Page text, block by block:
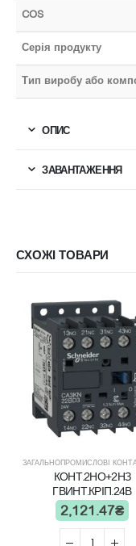
COS
Серія продукту
Тип виробу або
ОПИС
ЗАВАНТАЖЕННЯ
СХОЖІ ТОВАРИ
ЗАГАЛЬНОПРОМИСЛОВІ
КОНТ.2НО+2НЗ
ГВИНТ.КРІП.24В
2,121.47₴